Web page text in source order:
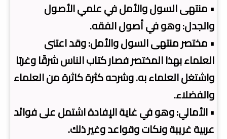
• منتهى السول والأمل في علمي الأصول
والجدل: وهو في أصول الفقه.
• مختصر منتهى السول والأمل: وقد اعتنى
العلماء بهذا المختصر فصار كتاب الناس شرقًا وغربًا
واشتغل العلماء به. وشرحه كثرة كاثرة من العلماء
والفضلاء.
• الأمالي: وهو في غاية الإفادة اشتمل على فوائد
عربية غريبة ونكات وقواعد وغير ذلك.